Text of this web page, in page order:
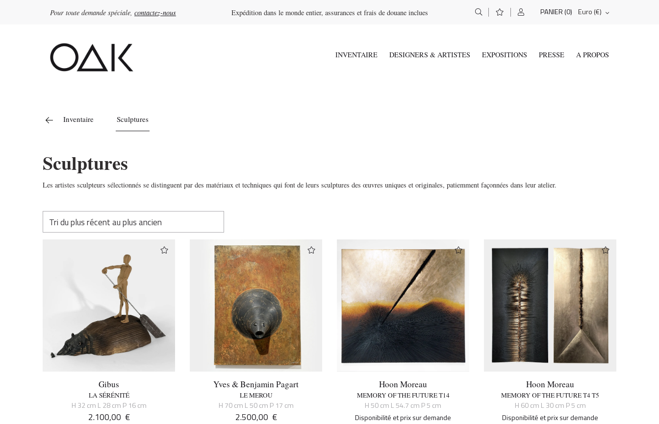
Pour toute demande spéciale, contactez-nous Expédition dans le monde entier, assurances et frais de douane inclues PANIER(0) Euro (€)
Rechercher :
INVENTAIRE DESIGNERS & ARTISTES EXPOSITIONS PRESSE A PROPOS
Inventaire Sculptures
Sculptures
Les artistes sculpteurs sélectionnés se distinguent par des matériaux et techniques qui font de leurs sculptures des œuvres uniques et originales, patiemment façonnées dans leur atelier.
Gibus
LA SÉRÉNITÉ
H 32 cm L 28 cm P 16 cm
2.100,00 €
Yves & Benjamin Pagart
LE MEROU
H 70 cm L 50 cm P 17 cm
2.500,00 €
Hoon Moreau
MEMORY OF THE FUTURE T14
H 50 cm L 54.7 cm P 5 cm
Disponibilité et prix sur demande
Hoon Moreau
MEMORY OF THE FUTURE T4 T5
H 60 cm L 30 cm P 5 cm
Disponibilité et prix sur demande